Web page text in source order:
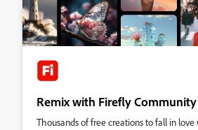
Remix with Firefly
Thousands of free creations to fall in